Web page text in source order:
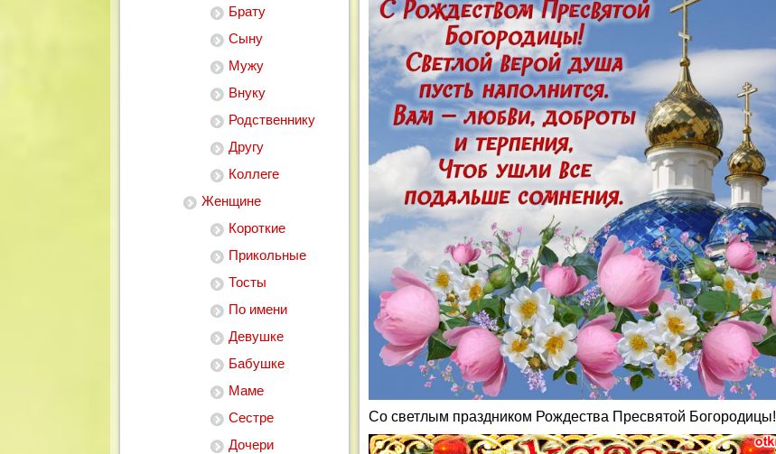
Брату
Сыну
Мужу
Внуку
Родственнику
Другу
Коллеге
Женщине
Короткие
Прикольные
Тосты
По имени
Девушке
Бабушке
Маме
Сестре
Дочери
Со светлым праздником Рождества Пресвятой Богородицы!